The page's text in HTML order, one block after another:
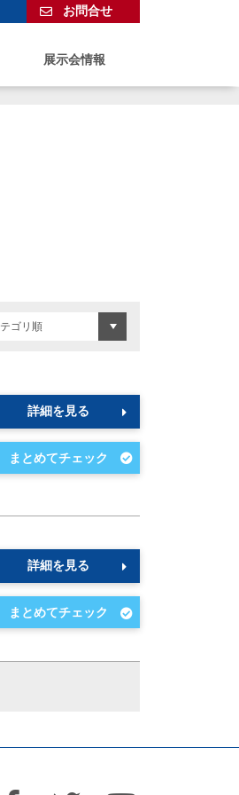
展示会情報
お問合せ
詳細を見る
詳細を見る